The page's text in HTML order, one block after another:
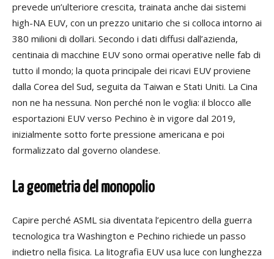
prevede un’ulteriore crescita, trainata anche dai sistemi
high-NA EUV, con un prezzo unitario che si colloca intorno ai
380 milioni di dollari. Secondo i dati diffusi dall’azienda,
centinaia di macchine EUV sono ormai operative nelle fab di
tutto il mondo; la quota principale dei ricavi EUV proviene
dalla Corea del Sud, seguita da Taiwan e Stati Uniti. La Cina
non ne ha nessuna. Non perché non le voglia: il blocco alle
esportazioni EUV verso Pechino è in vigore dal 2019,
inizialmente sotto forte pressione americana e poi
formalizzato dal governo olandese.
La geometria del monopolio
Capire perché ASML sia diventata l’epicentro della guerra
tecnologica tra Washington e Pechino richiede un passo
indietro nella fisica. La litografia EUV usa luce con lunghezza